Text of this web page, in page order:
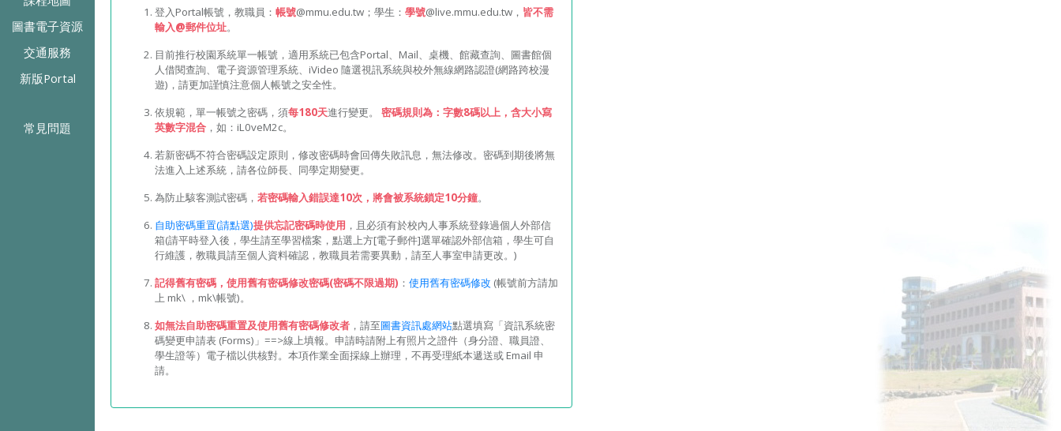
圖書電子資源
交通服務
新版Portal
常見問題
登入Portal帳號，教職員： 帳號@mmu.edu.tw；學生： 學號@live.mmu.edu.tw， 皆不需
輸入@郵件位址。
目前推行校園系統單一帳號，適用系統已包含Portal、Mail、桌機、館藏查詢、圖書館個
人借閱查詢、電子資源管理系統、iVideo 隨選視訊系統與校外無線網路認證(網路跨校漫
遊)，請更加謹慎注意個人帳號之安全性。
依規範，單一帳號之密碼，須每180天進行變更。 密碼規則為：字數8碼以上，含大小寫
英數字混合 ，如：iL0veM2c。
若新密碼不符合密碼設定原則，修改密碼時會回傳失敗訊息，無法修改。密碼到期後將無
法進入上述系統，請各位師長、同學定期變更。
為防止駭客測試密碼， 若密碼輸入錯誤達10次，將會被系統鎖定10分鐘。
自助密碼重置(請點選)提供忘記密碼時使用 ，且必須有於校內人事系統登錄過個人外部信
箱(請平時登入後，學生請至學習檔案，點選上方[電子郵件]選單確認外部信箱，學生可自
行維護，教職員請至個人資料確認，教職員若需要異動，請至人事室申請更改。)
記得舊有密碼，使用舊有密碼修改密碼(密碼不限過期) ： 使用舊有密碼修改 (帳號前方請加
上 mk\ ，mk\帳號)。
如無法自助密碼重置及使用舊有密碼修改者 ，請至圖書資訊處網站點選填寫「資訊系統密
碼變更申請表 (Forms)」==>線上填報。申請時請附上有照片之證件（身分證、職員證、
學生證等）電子檔以供核對。本項作業全面採線上辦理，不再受理紙本遞送或 Email 申
請。